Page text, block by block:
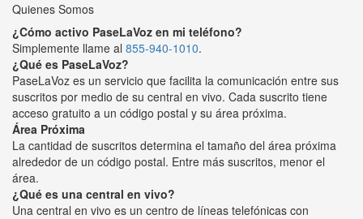
Quienes Somos
¿Cómo activo PaseLaVoz en mi teléfono?
Simplemente llame al 855-940-1010.
¿Qué es PaseLaVoz?
PaseLaVoz es un servicio que facilita la comunicación entre sus
suscritos por medio de su central en vivo. Cada suscrito tiene
acceso gratuito a un código postal y su área próxima.
Área Próxima
La cantidad de suscritos determina el tamaño del área próxima
alrededor de un código postal. Entre más suscritos, menor el
área.
¿Qué es una central en vivo?
Una central en vivo es un centro de líneas telefónicas con